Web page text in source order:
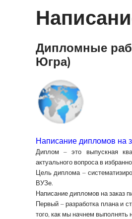
Дипломные
Югра)
Написание дипломов на
Диплом – это выпускная
актуального вопроса в
Цель диплома–
ВУЗе.
Написание дипломов на заказ
Первый – разработка плана и
того, как мы начнем выполнять